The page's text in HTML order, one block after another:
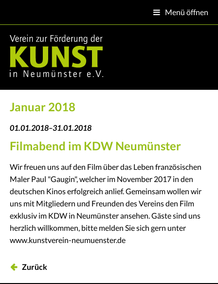
 Menü öffnen
Januar 2018
01.01.2018–31.01.2018
Filmabend im KDW Neumünster
Wir freuen uns auf den Film über das Leben französischen
Maler Paul "Gaugin", welcher im November 2017 in den
deutschen Kinos erfolgreich anlief. Gemeinsam wollen wir
uns mit Mitgliedern und Freunden des Vereins den Film
exklusiv im KDW in Neumünster ansehen. Gäste sind uns
herzlich willkommen, bitte melden Sie sich gern unter
www.kunstverein-neumuenster.de
Zurück